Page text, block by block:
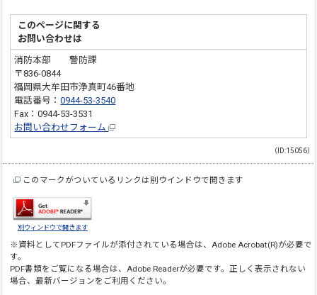
このページに関する
お問い合わせは
消防本部 警防課
〒836-0844
福岡県大牟田市浄真町46番地
電話番号：0944-53-3540
Fax：0944-53-3531
お問い合わせフォーム
（ID:15056）
このマークがついているリンクは別ウインドウで開きます
別ウィンドウで開きます
※資料としてPDFファイルが添付されている場合は、Adobe Acrobat(R)が必要で
す。
PDF書類をご覧になる場合は、Adobe Readerが必要です。正しく表示されない
場合、最新バージョンをご利用ください。